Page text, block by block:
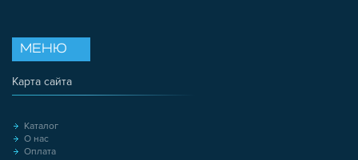
МЕНЮ
Карта сайта
Каталог
О нас
Оплата